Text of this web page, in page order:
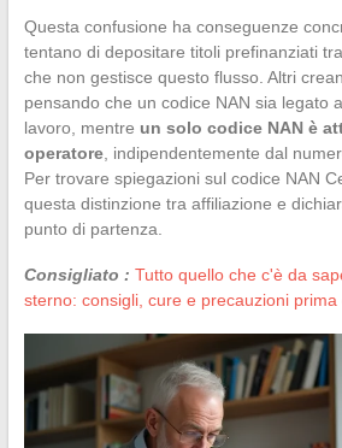
Questa confusione ha conseguenze
tentano di depositare titoli prefinanziati
che non gestisce questo flusso. Altri
pensando che un codice NAN sia legato
lavoro, mentre un solo codice NAN è
operatore, indipendentemente dal
Per trovare spiegazioni sul codice NAN
questa distinzione tra affiliazione e
punto di partenza.
Consigliato : Tutto quello che c'è da
sterno: consigli, cure e precauzioni prima